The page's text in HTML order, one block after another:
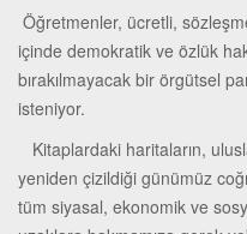
Öğretmenler, ücretli,
içinde demokratik ve özlük
bırakılmayacak bir örgütsel
isteniyor.
Kitaplardaki haritaların,
yeniden çizildiği günümüz
tüm siyasal, ekonomik ve